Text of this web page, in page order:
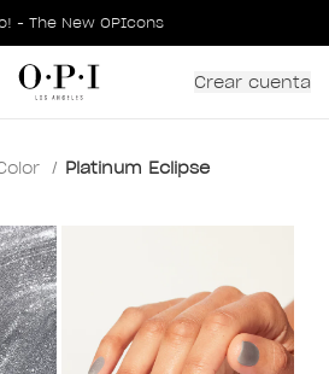
- The New OPIcons
Crear cuenta
Platinum Eclipse